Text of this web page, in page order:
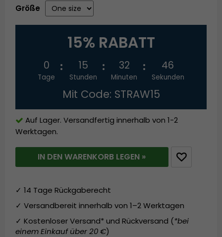
Größe
15% RABATT
0
Tage
15
Stunden
32
Minuten
45
Sekunden
Mit Code: STRAW15
Auf Lager. Versandfertig innerhalb von 1-2
Werktagen.
IN DEN WARENKORB LEGEN »
✓ 14 Tage Rückgaberecht
✓ Versandbereit innerhalb von 1–2 Werktagen
✓ Kostenloser Versand* und Rückversand (*bei
einem Einkauf über 20 €)